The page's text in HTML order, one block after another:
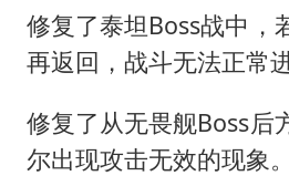
修复了泰坦Boss战中，
再返回，战斗无法正常
修复了从无畏舰Boss后
尔出现攻击无效的现象。